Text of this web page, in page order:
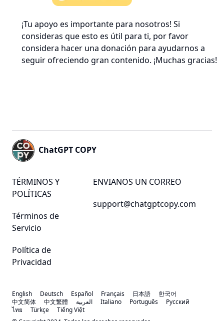
¡Tu apoyo es importante para nosotros! Si
consideras que esto es útil para ti, por favor
considera hacer una donación para ayudarnos a
seguir ofreciendo gran contenido. ¡Muchas gracias!
ChatGPT COPY
TÉRMINOS Y
POLÍTICAS
Términos de
Servicio
Política de
Privacidad
ENVIANOS UN CORREO
support@chatgptcopy.com
English Deutsch Español Français 日本語
한국어
中文简体
中文繁體 العربية Italiano Português
Русский
ไทย
Türkçe
Tiếng Việt